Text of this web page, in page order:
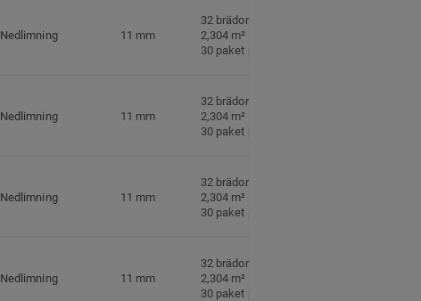
Nedlimning 11 mm
32 brädor per paket
2,304 m² per paket
30 paket per pall
Nedlimning 11 mm
32 brädor per paket
2,304 m² per paket
30 paket per pall
Nedlimning 11 mm
32 brädor per paket
2,304 m² per paket
30 paket per pall
Nedlimning 11 mm
32 brädor per paket
2,304 m² per paket
30 paket per pall